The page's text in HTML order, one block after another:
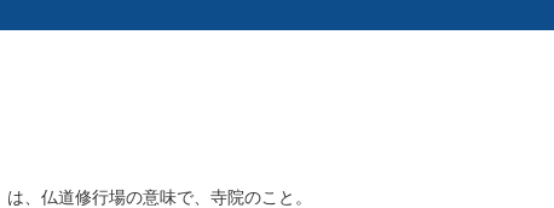
、仏道修行場の意味で、寺院のこと。